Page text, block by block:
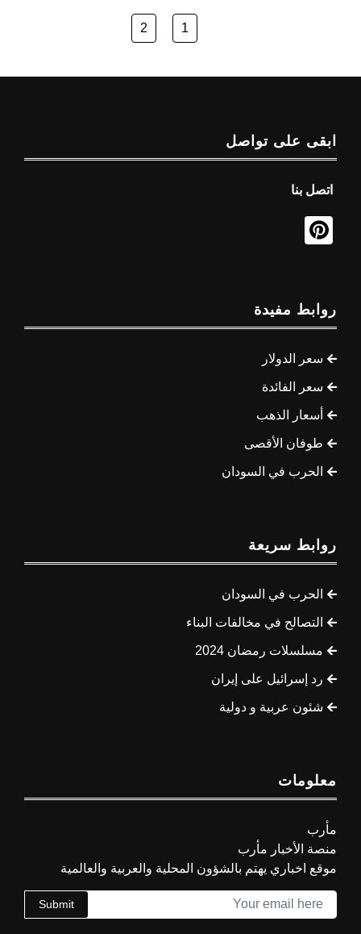
1
2
ابقى على تواصل
اتصل بنا
روابط مفيدة
سعر الدولار
سعر الفائدة
أسعار الذهب
طوفان الأقصى
الحرب في السودان
روابط سريعة
الحرب في السودان
التصالح في مخالفات البناء
مسلسلات رمضان 2024
رد إسرائيل على إيران
شئون عربية و دولية
معلومات
مأرب
منصة الأخبار مأرب
موقع اخباري يهتم بالشؤون المحلية والعربية والعالمية
Submit